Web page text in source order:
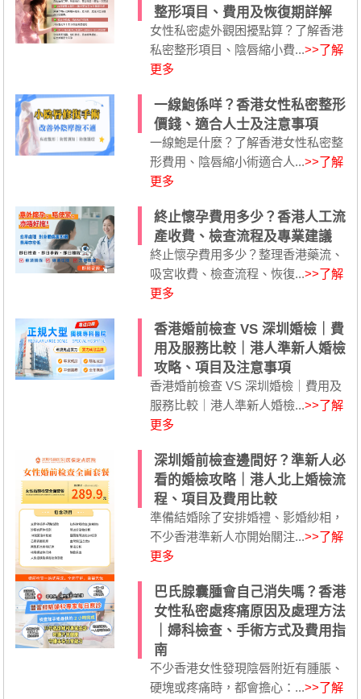
整形項目、費用及恢復期詳解
女性私密處外觀困擾點算？了解香港
私密整形項目、陰唇縮小費...>>了解
更多
一線鮑係咩？香港女性私密整形
價錢、適合人士及注意事項
一線鮑是什麼？了解香港女性私密整
形費用、陰唇縮小術適合人...>>了解
更多
終止懷孕費用多少？香港人工流
產收費、檢查流程及專業建議
終止懷孕費用多少？整理香港藥流、
吸宮收費、檢查流程、恢復...>>了解
更多
香港婚前檢查 VS 深圳婚檢｜費
用及服務比較｜港人準新人婚檢
攻略、項目及注意事項
香港婚前檢查 VS 深圳婚檢｜費用及
服務比較｜港人準新人婚檢...>>了解
更多
深圳婚前檢查邊間好？準新人必
看的婚檢攻略｜港人北上婚檢流
程、項目及費用比較
準備結婚除了安排婚禮、影婚紗相，
不少香港準新人亦開始關注...>>了解
更多
巴氏腺囊腫會自己消失嗎？香港
女性私密處疼痛原因及處理方法
｜婦科檢查、手術方式及費用指
南
不少香港女性發現陰唇附近有腫脹、
硬塊或疼痛時，都會擔心：...>>了解